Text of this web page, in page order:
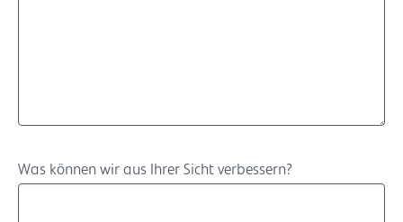
Was können wir aus Ihrer Sicht verbessern?